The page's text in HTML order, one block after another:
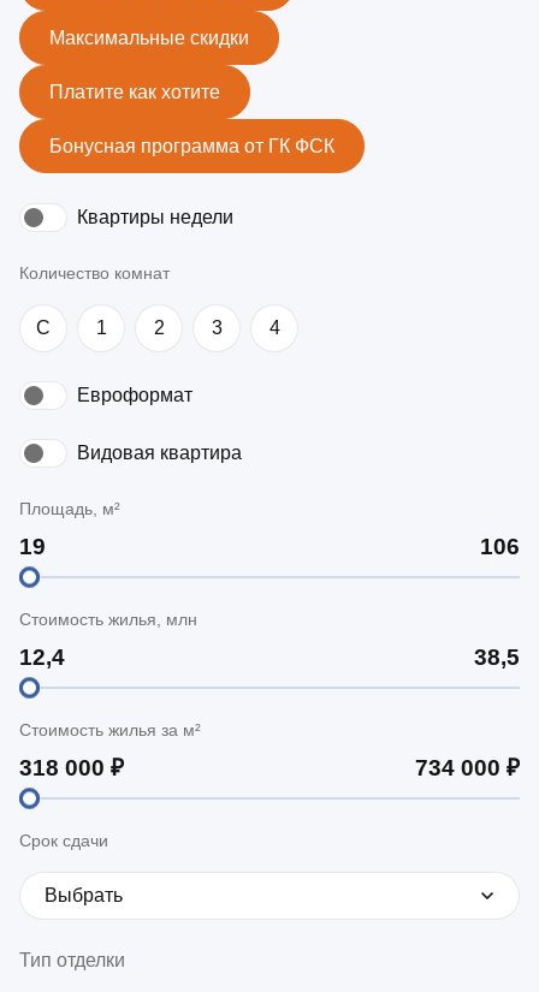
Максимальные скидки
Платите как хотите
Бонусная программа от ГК ФСК
Квартиры недели
Количество комнат
C 1 2 3 4
Евроформат
Видовая квартира
Площадь, м²
Стоимость жилья, млн
Стоимость жилья за м²
Срок сдачи
Выбрать
Тип отделки